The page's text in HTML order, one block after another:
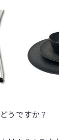
うですか？